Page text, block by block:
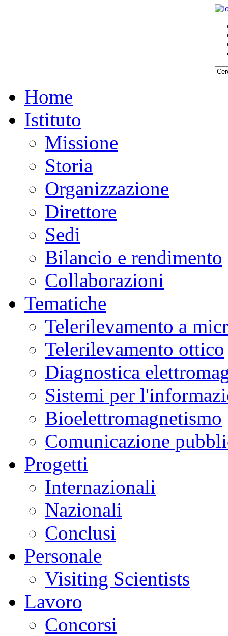
Home
Istituto
Missione
Storia
Organizzazione
Direttore
Sedi
Bilancio e rendimento
Collaborazioni
Tematiche
Telerilevamento a
Telerilevamento ottico
Diagnostica
Sistemi per
Bioelettromagnetismo
Comunicazione
Progetti
Internazionali
Nazionali
Conclusi
Personale
Visiting Scientists
Lavoro
Concorsi